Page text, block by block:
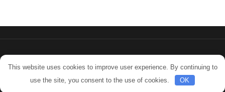
Тема от Grace Themes
This website uses cookies to improve user experience. By continuing to
use the site, you consent to the use of cookies.
OK